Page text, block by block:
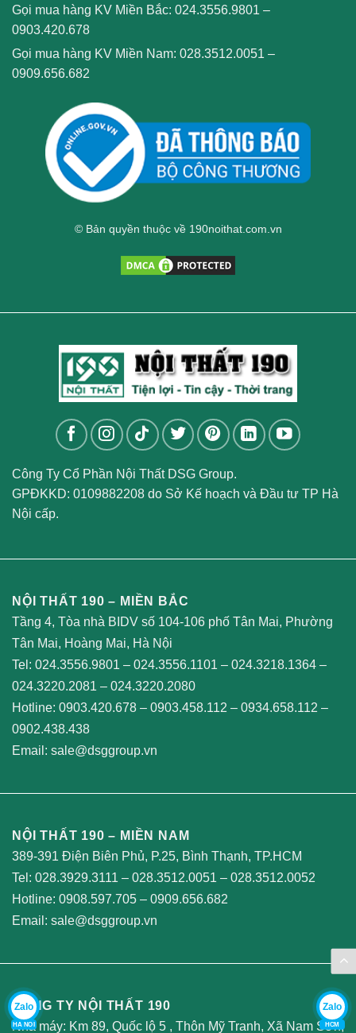
Gọi mua hàng KV Miền Bắc: 024.3556.9801 –
0903.420.678
Gọi mua hàng KV Miền Nam: 028.3512.0051 –
0909.656.682
© Bản quyền thuộc về 190noithat.com.vn
Công Ty Cổ Phần Nội Thất DSG Group.
GPĐKKD: 0109882208 do Sở Kế hoạch và Đầu tư TP Hà
Nội cấp.
NỘI THẤT 190 – MIỀN BẮC
Tầng 4, Tòa nhà BIDV số 104-106 phố Tân Mai, Phường
Tân Mai, Hoàng Mai, Hà Nội
Tel: 024.3556.9801 – 024.3556.1101 – 024.3218.1364 –
024.3220.2081 – 024.3220.2080
Hotline: 0903.420.678 – 0903.458.112 – 0934.658.112 –
0902.438.438
Email: sale@dsggroup.vn
NỘI THẤT 190 – MIỀN NAM
389-391 Điện Biên Phủ, P.25, Bình Thạnh, TP.HCM
Tel: 028.3929.3111 – 028.3512.0051 – 028.3512.0052
Hotline: 0908.597.705 – 0909.656.682
Email: sale@dsggroup.vn
CÔNG TY NỘI THẤT 190
Nhà máy: Km 89, Quốc lộ 5 , Thôn Mỹ Tranh, Xã Nam Sơn,
Zalo
HA NOI
Zalo
HCM